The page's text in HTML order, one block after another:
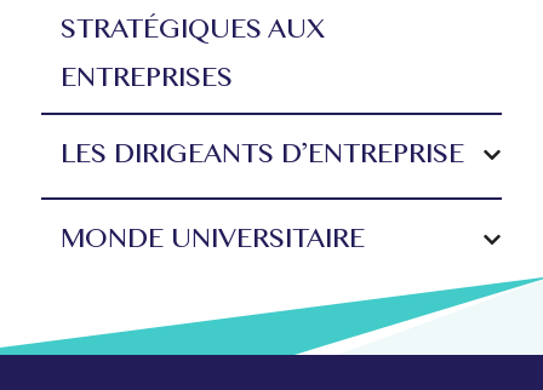
STRATÉGIQUES AUX
ENTREPRISES
LES DIRIGEANTS D’ENTREPRISE
MONDE UNIVERSITAIRE